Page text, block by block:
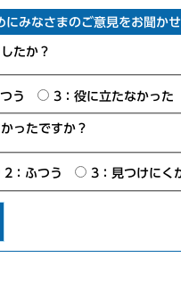
にみなさまのご意見をお聞か
たか？
う 3：役に立たなかった
ったですか？
2：ふつう 3：見つけにく